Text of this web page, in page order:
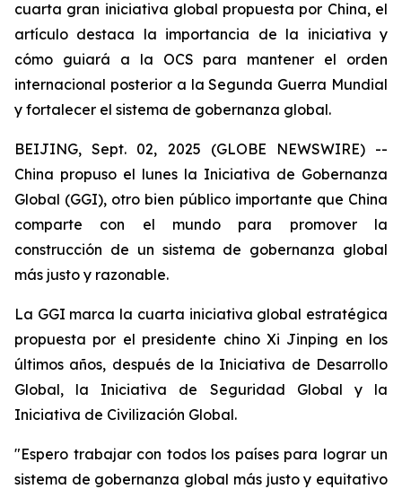
cuarta gran iniciativa global propuesta por China, el
artículo destaca la importancia de la iniciativa y
cómo guiará a la OCS para mantener el orden
internacional posterior a la Segunda Guerra Mundial
y fortalecer el sistema de gobernanza global.
BEIJING, Sept. 02, 2025 (GLOBE NEWSWIRE) --
China propuso el lunes la Iniciativa de Gobernanza
Global (GGI), otro bien público importante que China
comparte con el mundo para promover la
construcción de un sistema de gobernanza global
más justo y razonable.
La GGI marca la cuarta iniciativa global estratégica
propuesta por el presidente chino Xi Jinping en los
últimos años, después de la Iniciativa de Desarrollo
Global, la Iniciativa de Seguridad Global y la
Iniciativa de Civilización Global.
"Espero trabajar con todos los países para lograr un
sistema de gobernanza global más justo y equitativo